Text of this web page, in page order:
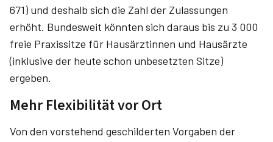
671) und deshalb sich die Zahl der Zulassungen
erhöht. Bundesweit könnten sich daraus bis zu 3 000
freie Praxissitze für Hausärztinnen und Hausärzte
(inklusive der heute schon unbesetzten Sitze)
ergeben.
Mehr Flexibilität vor Ort
Von den vorstehend geschilderten Vorgaben der